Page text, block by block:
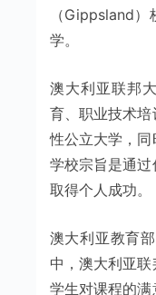
（Gippsland
学。
澳大利亚联邦
育、职业技术
性公立大学，同
学校宗旨是通
取得个人成功。
澳大利亚教育
中，澳大利亚联
学生对课程的